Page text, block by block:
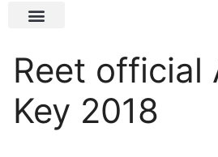
Reet official
Key 2018